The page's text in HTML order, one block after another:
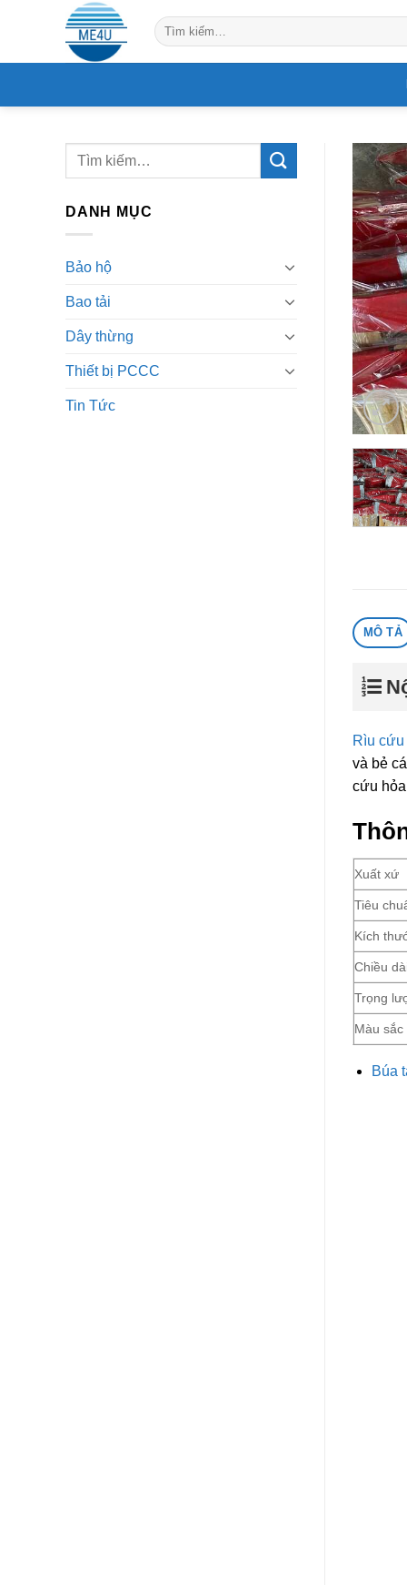
Tìm
kiếm:
DANH MỤC
Bảo hộ
Bao tải
Dây thừng
Thiết bị PCCC
Tin Tức
MÔ TẢ
Rìu cứu
và bẻ
cứu
Xuất xứ
Tiêu
Kích
Chiều
Trọng
Màu sắc
Búa